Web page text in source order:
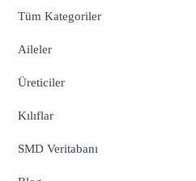
Tüm Kategoriler
Aileler
Üreticiler
Kılıflar
SMD Veritabanı